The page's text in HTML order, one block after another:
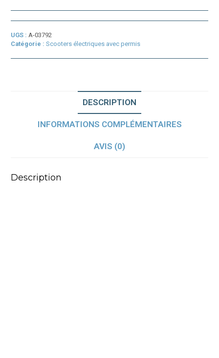
UGS : A-03792
Catégorie :Scooters électriques avec permis
DESCRIPTION
INFORMATIONS COMPLÉMENTAIRES
AVIS (0)
Description